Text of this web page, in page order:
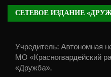
СЕТЕВОЕ ИЗДАНИЕ
Учредитель: Автономная
МО «Красногвардейский
«Дружба».